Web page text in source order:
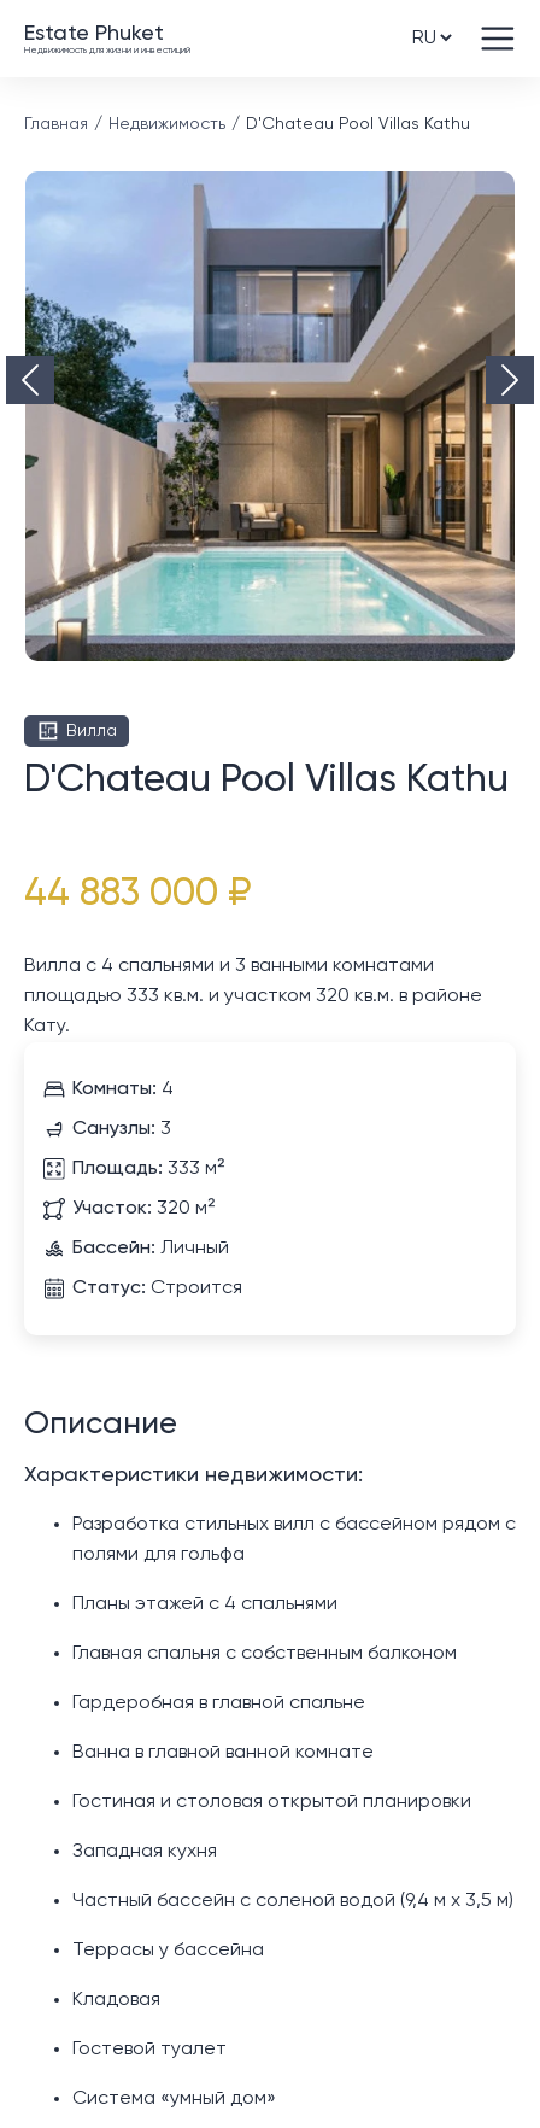
Estate Phuket
Недвижимость для жизни и инвестиций
Главная Недвижимость D'Chateau Pool Villas Kathu
Вилла
D'Chateau Pool Villas Kathu
44 883 000 ₽
Вилла с 4 спальнями и 3 ванными комнатами
площадью 333 кв.м. и участком 320 кв.м. в районе
Кату.
Комнаты: 4
Санузлы: 3
Площадь: 333 м²
Участок: 320 м²
Бассейн: Личный
Статус: Строится
Описание
Характеристики недвижимости:
Разработка стильных вилл с бассейном рядом с
полями для гольфа
Планы этажей с 4 спальнями
Главная спальня с собственным балконом
Гардеробная в главной спальне
Ванна в главной ванной комнате
Гостиная и столовая открытой планировки
Западная кухня
Частный бассейн с соленой водой (9,4 м x 3,5 м)
Террасы у бассейна
Кладовая
Гостевой туалет
Система «умный дом»